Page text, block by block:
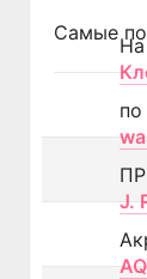
Самые
J.